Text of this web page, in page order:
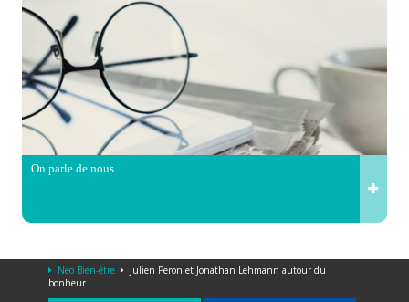
On parle de nous
Neo Bien-être
Julien Peron et Jonathan Lehmann autour du
bonheur